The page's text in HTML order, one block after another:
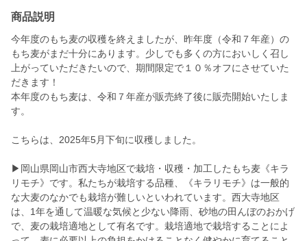
商品説明
今年度のもち麦の収穫を終えましたが、昨年度（令和７年産）の
もち麦がまだ十分にあります。少しでも多くの方においしく召し
上がっていただきたいので、期間限定で１０％オフにさせていた
だきます！
本年度のもち麦は、令和７年産が販売終了後に販売開始いたしま
す。
こちらは、2025年5月下旬に収穫しました。
▶岡山県岡山市西大寺地区で栽培・収穫・加工したもち麦《キラ
リモチ》です。私たちが栽培する品種、《キラリモチ》は一般的
な大麦のなかでも栽培が難しいといわれています。西大寺地区
は、1年を通して温暖な気候と少ない降雨、砂地の田んぼのおかげ
で、麦の栽培適地として有名です。栽培適地で栽培することによ